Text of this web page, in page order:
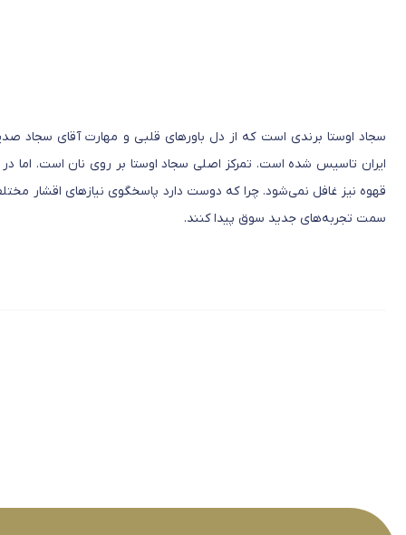
سجاد اوستا برندی است که از دل باورهای قلبی و مهارت آقای سجاد
ایران تاسیس شده است. تمرکز اصلی سجاد اوستا بر روی نان است. اما در
قهوه نیز غافل نمی‌شود. چرا که دوست دارد پاسخگوی نیازهای اقشار
سمت تجربه‌های جدید سوق پیدا کنند.